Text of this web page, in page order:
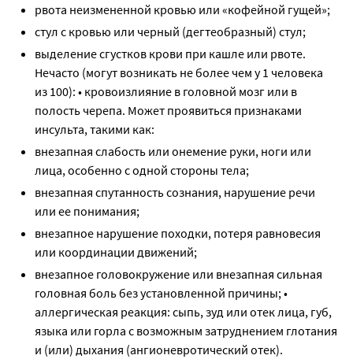
рвота неизмененной кровью или «кофейной гущей»;
стул с кровью или черный (дегтеобразный) стул;
выделение сгустков крови при кашле или рвоте.
Нечасто (могут возникать не более чем у 1 человека
из 100): • кровоизлияние в головной мозг или в
полость черепа. Может проявиться признаками
инсульта, такими как:
внезапная слабость или онемение руки, ноги или
лица, особенно с одной стороны тела;
внезапная спутанность сознания, нарушение речи
или ее понимания;
внезапное нарушение походки, потеря равновесия
или координации движений;
внезапное головокружение или внезапная сильная
головная боль без установленной причины; •
аллергическая реакция: сыпь, зуд или отек лица, губ,
языка или горла с возможным затруднением глотания
и (или) дыхания (ангионевротический отек).